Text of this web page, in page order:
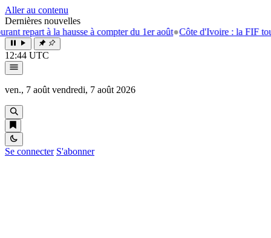
Aller au contenu
Dernières nouvelles
la hausse à compter du 1er août●Côte d'Ivoire : la FIF tourne la
12:44 UTC
ven., 7 août vendredi, 7 août 2026
Se connecter S'abonner